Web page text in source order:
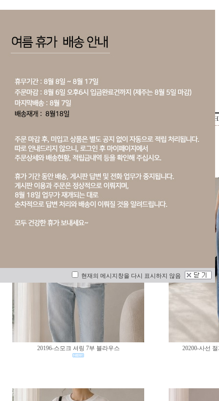
20196-스모크 셔링 7부 블라우스 20200-사선
현재의 메시지창을 다시 표시하지 않음